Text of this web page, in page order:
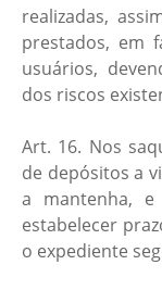
realizadas,
prestados, em
usuários,
dos riscos
Art. 16. Nos
de depósitos a
a mantenha, e
estabelecer
o expediente